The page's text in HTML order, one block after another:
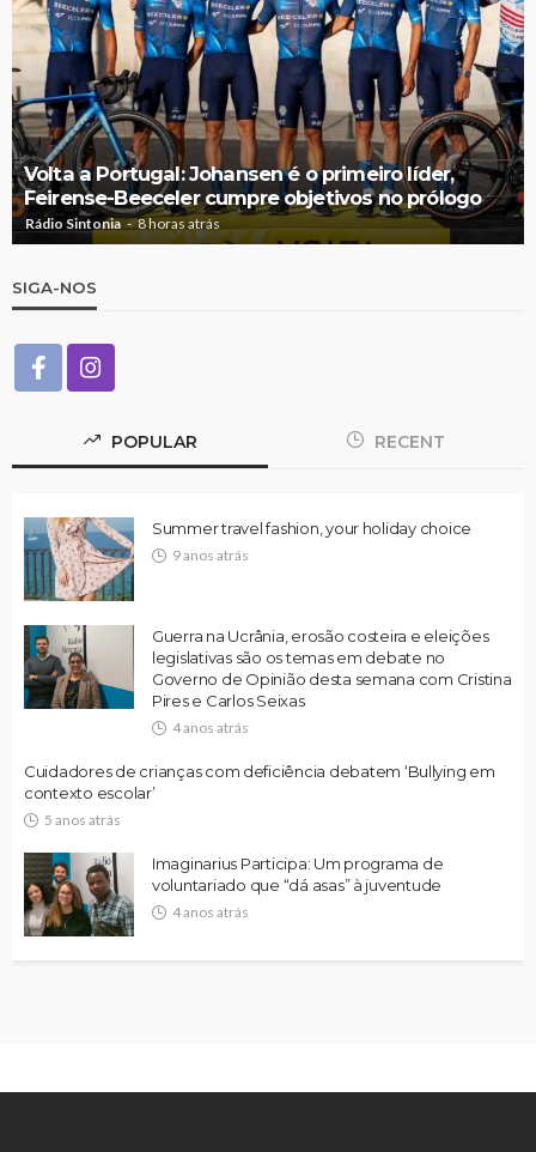
Volta a Portugal: Johansen é o primeiro líder,
Feirense-Beeceler cumpre objetivos no prólogo
Rádio Sintonia 8 horas atrás
SIGA-NOS
POPULAR RECENT
Summer travel fashion, your holiday choice
9 anos atrás
Guerra na Ucrânia, erosão costeira e eleições
legislativas são os temas em debate no
Governo de Opinião desta semana com Cristina
Pires e Carlos Seixas
4 anos atrás
Cuidadores de crianças com deficiência debatem ‘Bullying em
contexto escolar’
5 anos atrás
Imaginarius Participa: Um programa de
voluntariado que “dá asas” à juventude
4 anos atrás